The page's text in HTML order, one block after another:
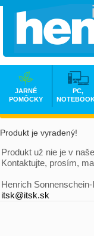
Produkt je vyradený!
Produkt už nie je v
Kontaktujte, prosím,
Henrich
itsk@itsk.sk
JARNÉ
POMÔCKY
PC,